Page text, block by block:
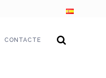
CONTACTE